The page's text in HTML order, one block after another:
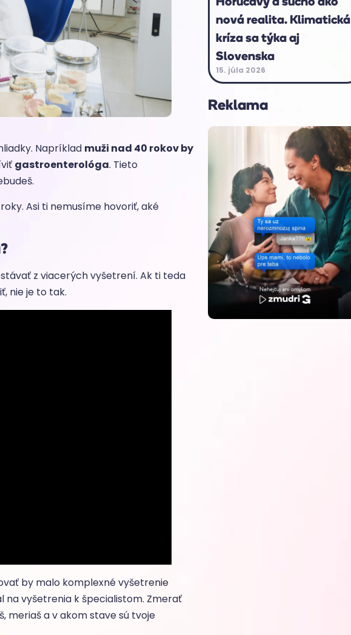
Napríklad muži nad 40 rokov by
gastroenterológa. Tieto
Asi ti nemusíme hovoriť, aké
z viacerých vyšetrení. Ak ti teda
nie je to tak.
by malo komplexné vyšetrenie
na vyšetrenia k špecialistom. Zmerať
meriaš a v akom stave sú tvoje
nová realita. Klimatická
kríza sa týka aj
Slovenska
15. júla 2026
Reklama